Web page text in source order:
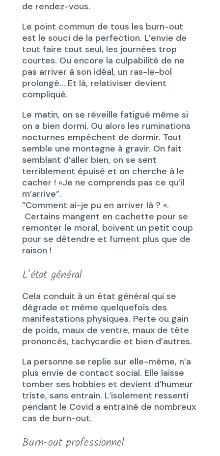
de rendez-vous.
Le point commun de tous les burn-out
est le souci de la perfection. L’envie de
tout faire tout seul, les journées trop
courtes. Ou encore la culpabilité de ne
pas arriver à son idéal, un ras-le-bol
prolongé… Et là, relativiser devient
compliqué.
Le matin, on se réveille fatigué même si
on a bien dormi. Ou alors les ruminations
nocturnes empêchent de dormir. Tout
semble une montagne à gravir. On fait
semblant d’aller bien, on se sent
terriblement épuisé et on cherche à le
cacher ! «Je ne comprends pas ce qu’il
m’arrive”.
”Comment ai-je pu en arriver là ? ».
Certains mangent en cachette pour se
remonter le moral, boivent un petit coup
pour se détendre et fument plus que de
raison !
L’état général
Cela conduit à un état général qui se
dégrade et même quelquefois des
manifestations physiques. Perte ou gain
de poids, maux de ventre, maux de tête
prononcés, tachycardie et bien d’autres.
La personne se replie sur elle-même, n’a
plus envie de contact social. Elle laisse
tomber ses hobbies et devient d’humeur
triste, sans entrain. L‘isolement ressenti
pendant le Covid a entraîné de nombreux
cas de burn-out.
Burn-out professionnel